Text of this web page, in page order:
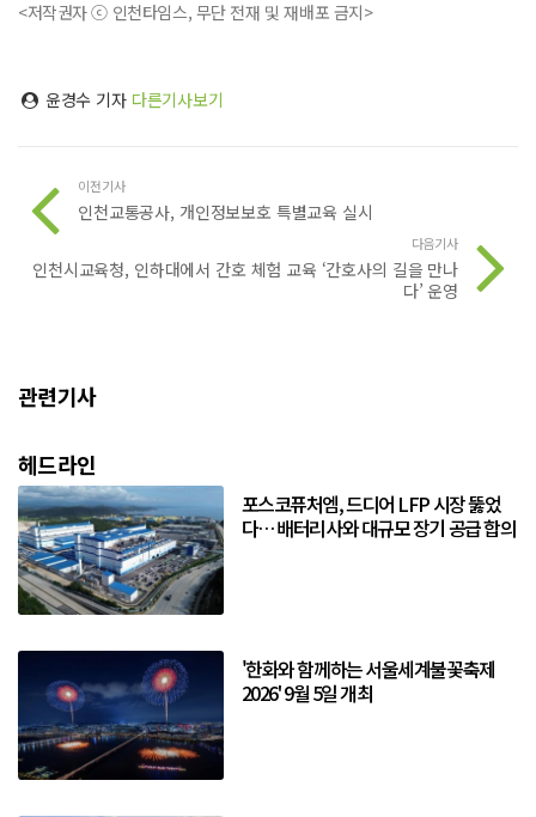
<저작권자 ⓒ 인천타임스, 무단 전재 및 재배포 금지>
윤경수 기자 다른기사보기
이전기사
인천교통공사, 개인정보보호 특별교육 실시
다음기사
인천시교육청, 인하대에서 간호 체험 교육 ‘간호사의 길을 만나
다’ 운영
관련기사
헤드라인
포스코퓨처엠, 드디어 LFP 시장 뚫었
다… 배터리사와 대규모 장기 공급 합의
'한화와 함께하는 서울세계불꽃축제
2026' 9월 5일 개최